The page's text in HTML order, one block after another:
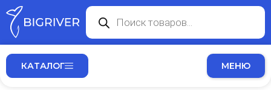
КАТАЛОГ МЕНЮ